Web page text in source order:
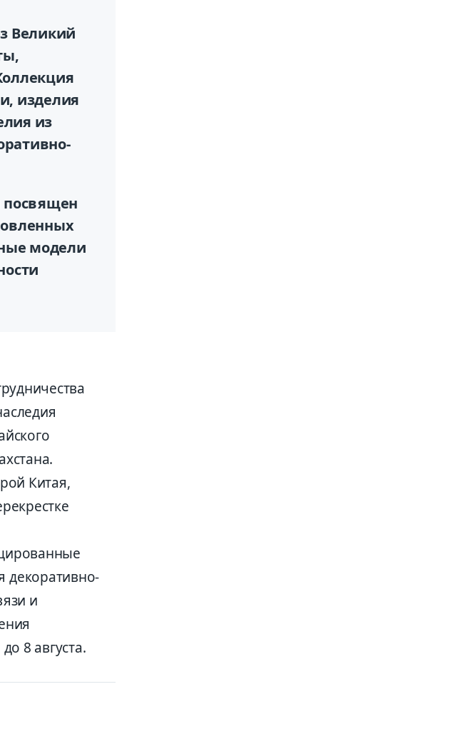
Великий
изделия
из
посвящен
модели
Китая,
декоративно-
и
8 августа.